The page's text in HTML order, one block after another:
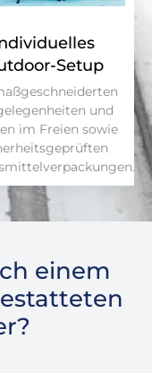
Setup
und
im Freien sowie
einem